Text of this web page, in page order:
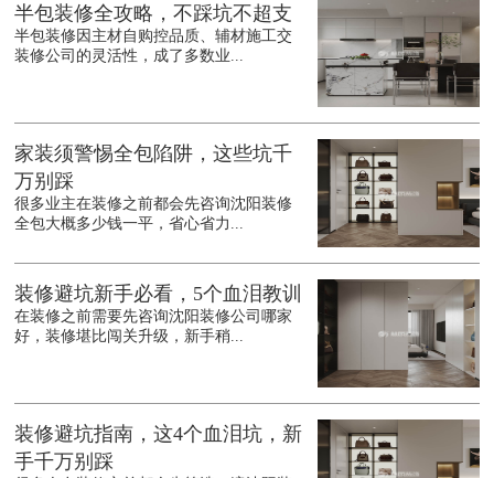
半包装修全攻略，不踩坑不超支
半包装修因主材自购控品质、辅材施工交
装修公司的灵活性，成了多数业...
家装须警惕全包陷阱，这些坑千
万别踩
很多业主在装修之前都会先咨询沈阳装修
全包大概多少钱一平，省心省力...
装修避坑新手必看，5个血泪教训
在装修之前需要先咨询沈阳装修公司哪家
好，装修堪比闯关升级，新手稍...
装修避坑指南，这4个血泪坑，新
手千万别踩